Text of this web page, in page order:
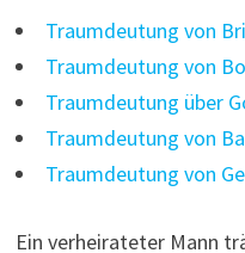
Traumdeutung von
Traumdeutung von
Traumdeutung über
Traumdeutung von
Traumdeutung von
Ein verheirateter Mann